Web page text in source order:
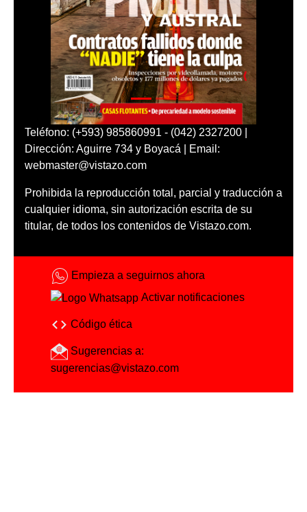
Teléfono: (+593) 985860991 - (042) 2327200 |
Dirección: Aguirre 734 y Boyacá | Email:
webmaster@vistazo.com
Prohibida la reproducción total, parcial y traducción a
cualquier idioma, sin autorización escrita de su
titular, de todos los contenidos de Vistazo.com.
Empieza a seguirnos ahora
Activar notificaciones
Código ética
Sugerencias a:
sugerencias@vistazo.com